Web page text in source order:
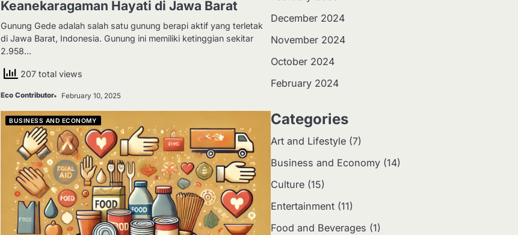
Keanekaragaman Hayati di Jawa Barat
Gunung Gede adalah salah satu gunung berapi aktif yang terletak
di Jawa Barat, Indonesia. Gunung ini memiliki ketinggian sekitar
2.958…
207 total views
Eco Contributor February 10, 2025
BUSINESS AND ECONOMY
December 2024
November 2024
October 2024
February 2024
Categories
Art and Lifestyle(7)
Business and Economy(14)
Culture(15)
Entertainment(11)
Food and Beverages (1)
Pemula
Eco Contributor
4
Jasa Menulis: Peluang
Eco Contributor
Jasa Desain: Peluang
Usaha Kreatif di Era Digital